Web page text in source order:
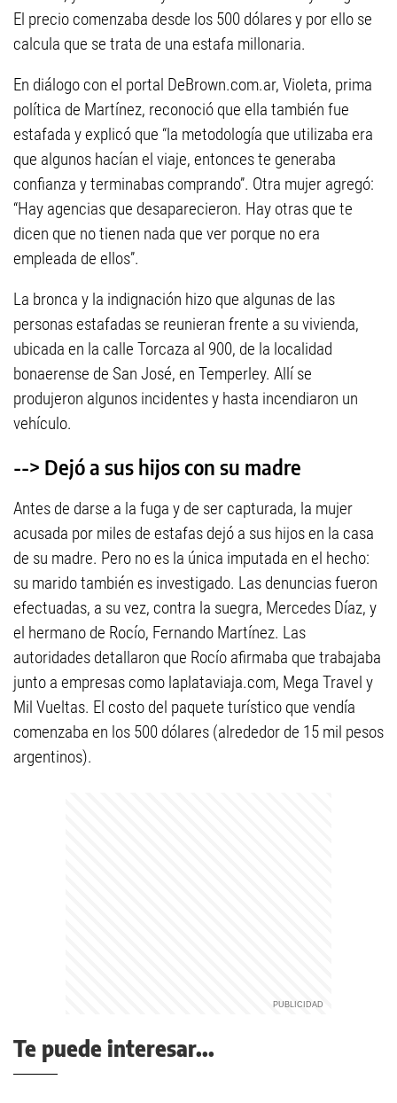
El precio comenzaba desde los 500 dólares y por ello se
calcula que se trata de una estafa millonaria.
En diálogo con el portal DeBrown.com.ar, Violeta, prima
política de Martínez, reconoció que ella también fue
estafada y explicó que “la metodología que utilizaba era
que algunos hacían el viaje, entonces te generaba
confianza y terminabas comprando”. Otra mujer agregó:
“Hay agencias que desaparecieron. Hay otras que te
dicen que no tienen nada que ver porque no era
empleada de ellos”.
La bronca y la indignación hizo que algunas de las
personas estafadas se reunieran frente a su vivienda,
ubicada en la calle Torcaza al 900, de la localidad
bonaerense de San José, en Temperley. Allí se
produjeron algunos incidentes y hasta incendiaron un
vehículo.
--> Dejó a sus hijos con su madre
Antes de darse a la fuga y de ser capturada, la mujer
acusada por miles de estafas dejó a sus hijos en la casa
de su madre. Pero no es la única imputada en el hecho:
su marido también es investigado. Las denuncias fueron
efectuadas, a su vez, contra la suegra, Mercedes Díaz, y
el hermano de Rocío, Fernando Martínez. Las
autoridades detallaron que Rocío afirmaba que trabajaba
junto a empresas como laplataviaja.com, Mega Travel y
Mil Vueltas. El costo del paquete turístico que vendía
comenzaba en los 500 dólares (alrededor de 15 mil pesos
argentinos).
Te puede interesar...